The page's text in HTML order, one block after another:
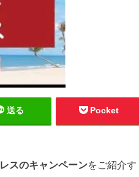
送る Pocket
スのキャンペーンをご紹介す